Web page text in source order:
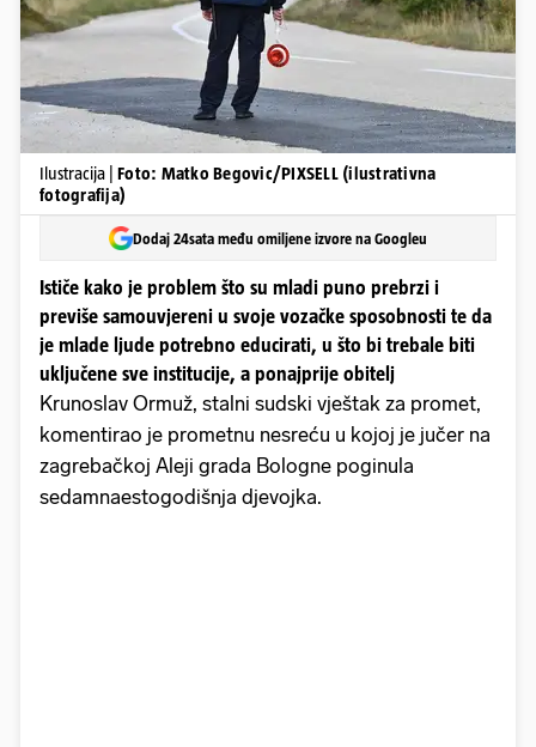
Ilustracija | Foto: Matko Begovic/PIXSELL (ilustrativna
fotografija)
Dodaj 24sata među omiljene izvore na Googleu
Ističe kako je problem što su mladi puno prebrzi i
previše samouvjereni u svoje vozačke sposobnosti te da
je mlade ljude potrebno educirati, u što bi trebale biti
uključene sve institucije, a ponajprije obitelj
Krunoslav Ormuž, stalni sudski vještak za promet,
komentirao je prometnu nesreću u kojoj je jučer na
zagrebačkoj Aleji grada Bologne poginula
sedamnaestogodišnja djevojka.